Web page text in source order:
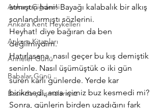
Ankara Çiğdemi
Ankara Kent Heykelleri
Ankara Kitapları
Anneler Günü
Babalar Günü
Basında çalışmalarımız
atmıştın hani! Bayağı kalabalık bir alkış
sonlandırmıştı sözlerini.
Heyhat! diye bağıran da ben
değilmiydim.
Hatırlasana  nasıl geçer bu kış demiştik
seninle. Nasıl üşümüştük o iki gün
süren karlı günlerde. Yerde kar
birikmedi, ama içimiz buz kesmedi mi?
Sonra, günlerin birden uzadığını fark